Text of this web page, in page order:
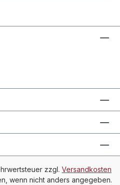
zzgl. Versandkosten
wenn nicht anders angegeben.